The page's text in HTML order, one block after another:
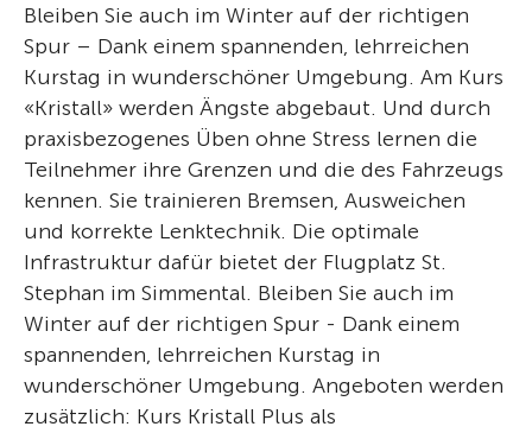
Bleiben Sie auch im Winter auf der richtigen
Spur – Dank einem spannenden, lehrreichen
Kurstag in wunderschöner Umgebung. Am Kurs
«Kristall» werden Ängste abgebaut. Und durch
praxisbezogenes Üben ohne Stress lernen die
Teilnehmer ihre Grenzen und die des Fahrzeugs
kennen. Sie trainieren Bremsen, Ausweichen
und korrekte Lenktechnik. Die optimale
Infrastruktur dafür bietet der Flugplatz St.
Stephan im Simmental. Bleiben Sie auch im
Winter auf der richtigen Spur - Dank einem
spannenden, lehrreichen Kurstag in
wunderschöner Umgebung. Angeboten werden
zusätzlich: Kurs Kristall Plus als